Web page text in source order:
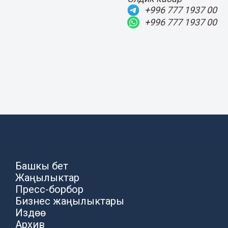
+996 777 1937 00
+996 777 1937 00
Башкы бет
Жаңылыктар
Пресс-борбор
Бизнес жаңылыктары
Издөө
Архив